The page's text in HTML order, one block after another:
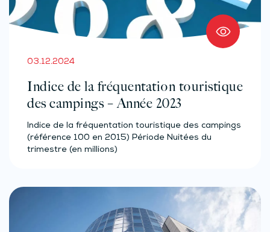
03.12.2024
Indice de la fréquentation touristique
des campings – Année 2023
Indice de la fréquentation touristique des campings
(référence 100 en 2015) Période Nuitées du
trimestre (en millions)